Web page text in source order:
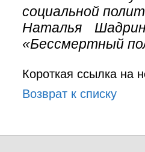
социальной
Наталья
«Бессмертный
Короткая ссылка на
Возврат к списку